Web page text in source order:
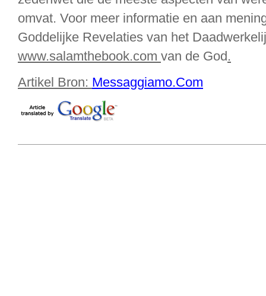
omvat. Voor meer informatie en aan
Goddelijke Revelaties van het
www.salamthebook.com van de God.
Artikel Bron: Messaggiamo.Com